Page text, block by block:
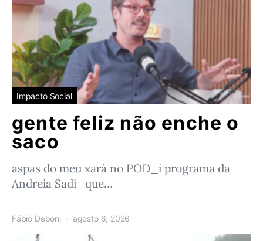
Impacto Social
gente feliz não enche o
saco
aspas do meu xará no POD_i programa da
Andreia Sadi que…
Fábio Deboni agosto 6, 2026